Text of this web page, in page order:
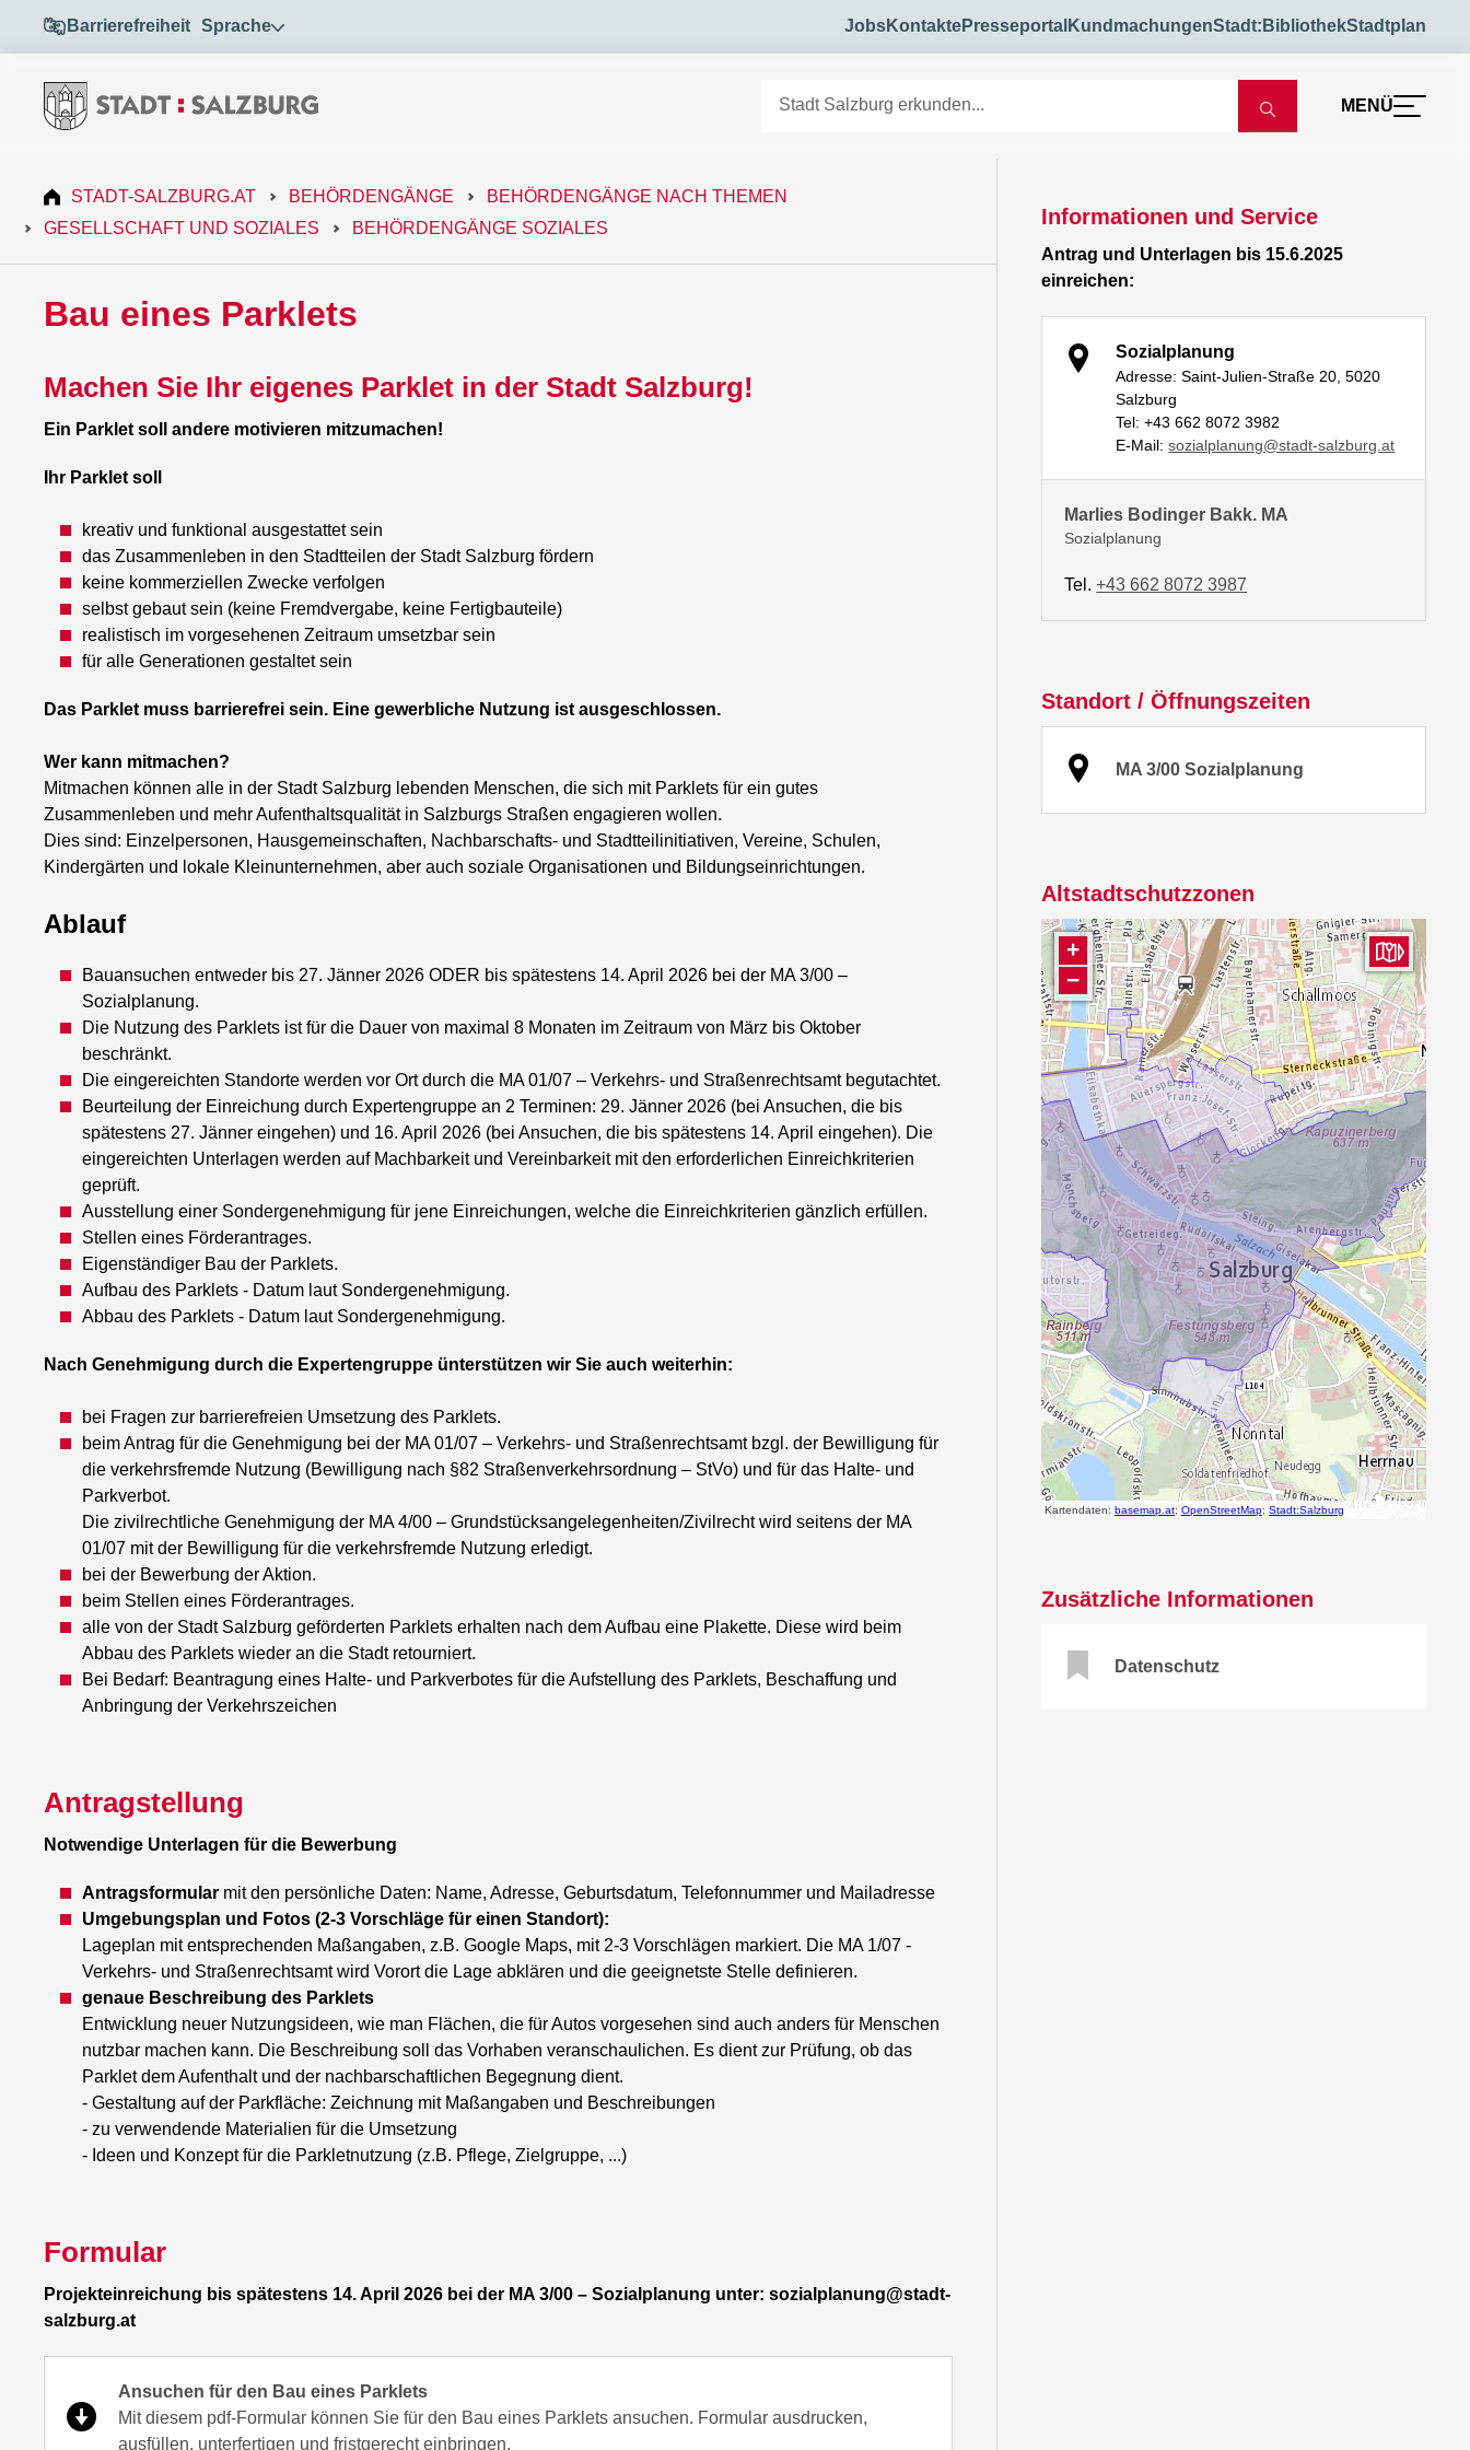
Barrierefreiheit Sprache JobsKontaktePresseportal KundmachungenStadt:BibliothekStadtplan
MENÜ
STADT-SALZBURG.AT BEHÖRDENGÄNGE
BEHÖRDENGÄNGE NACH THEMEN
GESELLSCHAFT UND SOZIALES
BEHÖRDENGÄNGE SOZIALES
Bau eines Parklets
Machen Sie Ihr eigenes Parklet in der Stadt Salzburg!
Ein Parklet soll andere motivieren mitzumachen!
Ihr Parklet soll
kreativ und funktional ausgestattet sein
das Zusammenleben in den Stadtteilen der Stadt Salzburg fördern
keine kommerziellen Zwecke verfolgen
selbst gebaut sein (keine Fremdvergabe, keine Fertigbauteile)
realistisch im vorgesehenen Zeitraum umsetzbar sein
für alle Generationen gestaltet sein
Das Parklet muss barrierefrei sein. Eine gewerbliche Nutzung ist ausgeschlossen.
Wer kann mitmachen?
Mitmachen können alle in der Stadt Salzburg lebenden Menschen, die sich mit Parklets für ein gutes
Zusammenleben und mehr Aufenthaltsqualität in Salzburgs Straßen engagieren wollen.
Dies sind: Einzelpersonen, Hausgemeinschaften, Nachbarschafts- und Stadtteilinitiativen, Vereine, Schulen,
Kindergärten und lokale Kleinunternehmen, aber auch soziale Organisationen und Bildungseinrichtungen.
Ablauf
Bauansuchen entweder bis 27. Jänner 2026 ODER bis spätestens 14. April 2026 bei der MA 3/00 –
Sozialplanung.
Die Nutzung des Parklets ist für die Dauer von maximal 8 Monaten im Zeitraum von März bis Oktober
beschränkt.
Die eingereichten Standorte werden vor Ort durch die MA 01/07 – Verkehrs- und Straßenrechtsamt begutachtet.
Beurteilung der Einreichung durch Expertengruppe an 2 Terminen: 29. Jänner 2026 (bei Ansuchen, die bis
spätestens 27. Jänner eingehen) und 16. April 2026 (bei Ansuchen, die bis spätestens 14. April eingehen). Die
eingereichten Unterlagen werden auf Machbarkeit und Vereinbarkeit mit den erforderlichen Einreichkriterien
geprüft.
Ausstellung einer Sondergenehmigung für jene Einreichungen, welche die Einreichkriterien gänzlich erfüllen.
Stellen eines Förderantrages.
Eigenständiger Bau der Parklets.
Aufbau des Parklets - Datum laut Sondergenehmigung.
Abbau des Parklets - Datum laut Sondergenehmigung.
Nach Genehmigung durch die Expertengruppe ünterstützen wir Sie auch weiterhin:
bei Fragen zur barrierefreien Umsetzung des Parklets.
beim Antrag für die Genehmigung bei der MA 01/07 – Verkehrs- und Straßenrechtsamt bzgl. der Bewilligung für
die verkehrsfremde Nutzung (Bewilligung nach §82 Straßenverkehrsordnung – StVo) und für das Halte- und
Parkverbot.
Die zivilrechtliche Genehmigung der MA 4/00 – Grundstücksangelegenheiten/Zivilrecht wird seitens der MA
01/07 mit der Bewilligung für die verkehrsfremde Nutzung erledigt.
bei der Bewerbung der Aktion.
beim Stellen eines Förderantrages.
alle von der Stadt Salzburg geförderten Parklets erhalten nach dem Aufbau eine Plakette. Diese wird beim
Abbau des Parklets wieder an die Stadt retourniert.
Bei Bedarf: Beantragung eines Halte- und Parkverbotes für die Aufstellung des Parklets, Beschaffung und
Anbringung der Verkehrszeichen
Antragstellung
Notwendige Unterlagen für die Bewerbung
Antragsformular mit den persönliche Daten: Name, Adresse, Geburtsdatum, Telefonnummer und Mailadresse
Umgebungsplan und Fotos (2-3 Vorschläge für einen Standort):
Lageplan mit entsprechenden Maßangaben, z.B. Google Maps, mit 2-3 Vorschlägen markiert. Die MA 1/07 -
Verkehrs- und Straßenrechtsamt wird Vorort die Lage abklären und die geeignetste Stelle definieren.
genaue Beschreibung des Parklets
Entwicklung neuer Nutzungsideen, wie man Flächen, die für Autos vorgesehen sind auch anders für Menschen
nutzbar machen kann. Die Beschreibung soll das Vorhaben veranschaulichen. Es dient zur Prüfung, ob das
Parklet dem Aufenthalt und der nachbarschaftlichen Begegnung dient.
- Gestaltung auf der Parkfläche: Zeichnung mit Maßangaben und Beschreibungen
- zu verwendende Materialien für die Umsetzung
- Ideen und Konzept für die Parkletnutzung (z.B. Pflege, Zielgruppe, ...)
Formular
Projekteinreichung bis spätestens 14. April 2026 bei der MA 3/00 – Sozialplanung unter: sozialplanung@stadt-
salzburg.at
Ansuchen für den Bau eines Parklets
Mit diesem pdf-Formular können Sie für den Bau eines Parklets ansuchen. Formular ausdrucken,
ausfüllen, unterfertigen und fristgerecht einbringen.
Informationen und Service
Antrag und Unterlagen bis 15.6.2025
einreichen:
Sozialplanung
Adresse: Saint-Julien-Straße 20, 5020
Salzburg
Tel: +43 662 8072 3982
E-Mail:sozialplanung@stadt-salzburg.at
Marlies Bodinger Bakk. MA
Sozialplanung
Tel.+43 662 8072 3987
Standort / Öffnungszeiten
MA 3/00 Sozialplanung
Altstadtschutzzonen
Zusätzliche Informationen
Datenschutz